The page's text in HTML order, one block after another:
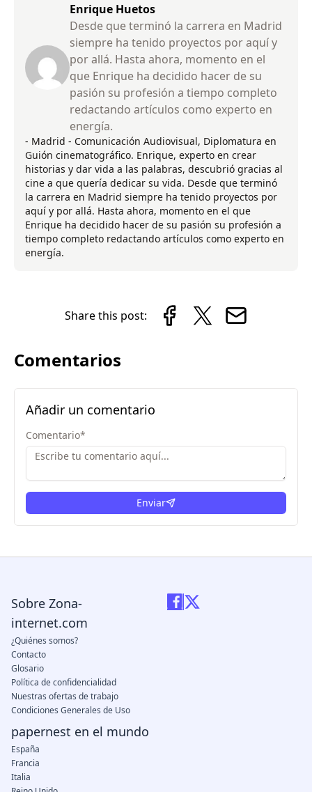
Enrique Huetos
Desde que terminó la carrera en Madrid
siempre ha tenido proyectos por aquí y
por allá. Hasta ahora, momento en el
que Enrique ha decidido hacer de su
pasión su profesión a tiempo completo
redactando artículos como experto en
energía.
- Madrid - Comunicación Audiovisual, Diplomatura en
Guión cinematográfico. Enrique, experto en crear
historias y dar vida a las palabras, descubrió gracias al
cine a que quería dedicar su vida. Desde que terminó
la carrera en Madrid siempre ha tenido proyectos por
aquí y por allá. Hasta ahora, momento en el que
Enrique ha decidido hacer de su pasión su profesión a
tiempo completo redactando artículos como experto en
energía.
Share this post:
Comentarios
Añadir un comentario
Comentario*
Enviar
Sobre Zona-
internet.com
¿Quiénes somos?
Contacto
Glosario
Política de confidencialidad
Nuestras ofertas de trabajo
Condiciones Generales de Uso
papernest en el mundo
España
Francia
Italia